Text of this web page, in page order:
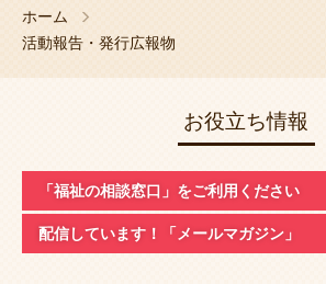
ホーム
活動報告・発行広報物
お役立ち情報
「福祉の相談窓口」 をご利用ください
配信しています！ 「メールマガジン」